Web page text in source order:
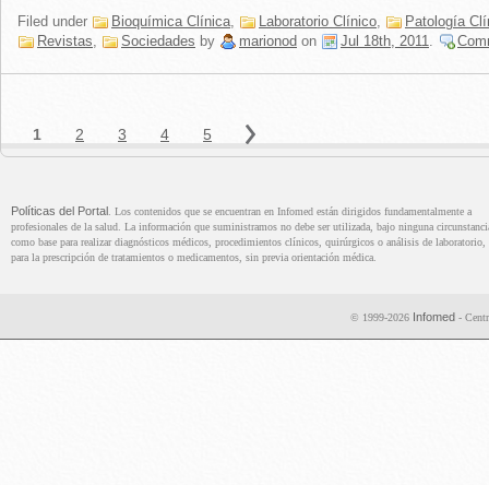
Filed under
Bioquímica Clínica, Laboratorio Clínico,
Patología
Revistas, Sociedades by marionod on Jul 18th, 2011.
Políticas del Portal . Los contenidos que se encuentran en Infomed están dirigidos fundamentalmente a
profesionales de la salud. La información que suministramos no debe ser utilizada, bajo ninguna
como base para realizar diagnósticos médicos, procedimientos clínicos, quirúrgicos o análisis de laboratorio,
para la prescripción de tratamientos o medicamentos, sin previa orientación médica.
© 1999-2026 Infomed -